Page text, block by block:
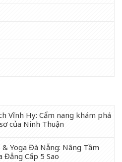
Vĩnh Hy: Cẩm nang khám phá
của Ninh Thuận
Yoga Đà Nẵng: Nâng Tầm
Đẳng Cấp 5 Sao